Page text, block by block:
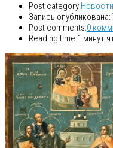
Post category:Новости
Запись опубликована:
Post comments:0
Reading time:1 минут